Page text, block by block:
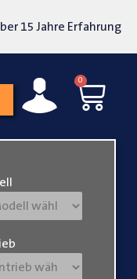
15 Jahre Erfahrung
0